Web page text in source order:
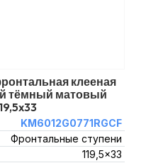
клееная
тёмный матовый
KM6012G0771RGCF
Фронтальные ступени
119,5x33